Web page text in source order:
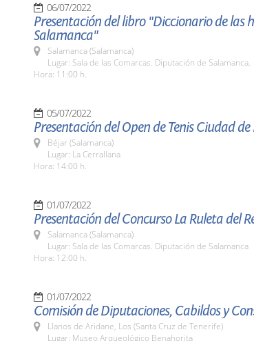
06/07/2022
Presentación del libro "Diccionario de las
Salamanca"
Salamanca (Salamanca)
Lugar: Sala de las Comarcas. Diputación de Salamanca.
Hora: 11:00 h.
05/07/2022
Presentación del Open de Tenis Ciudad de
Béjar (Salamanca)
Lugar: La Cerrallana
Hora: 14:00 h.
01/07/2022
Presentación del Concurso La Ruleta del
Salamanca (Salamanca)
Lugar: Sala de las Comarcas. Diputación de Salamanca
Hora: 12:00 h.
01/07/2022
Comisión de Diputaciones, Cabildos y
Llanos de Aridane, Los (Santa Cruz de Tenerife)
Lugar: Museo Arqueológico Benahorita